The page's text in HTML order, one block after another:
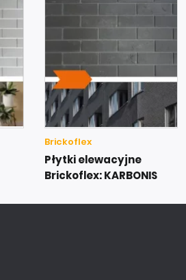
Brickoflex
Płytki elewacyjne
Brickoflex: KARBONIS